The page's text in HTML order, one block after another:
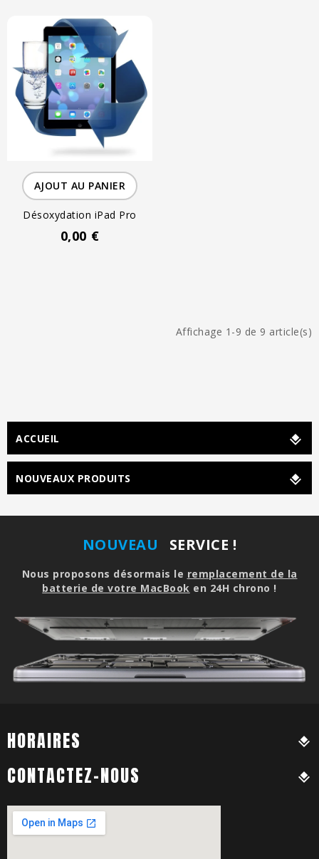
AJOUT AU PANIER
Désoxydation iPad Pro
0,00 €
Affichage 1-9 de 9 article(s)
ACCUEIL
NOUVEAUX PRODUITS
NOUVEAU SERVICE !
Nous proposons désormais le remplacement de la
batterie de votre MacBook en 24H chrono !
HORAIRES
CONTACTEZ-NOUS